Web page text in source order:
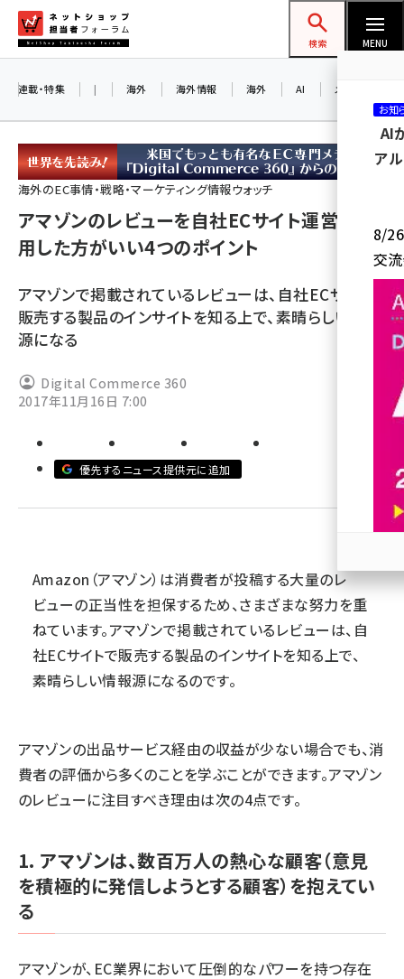
ン
ネットショップ担当者フォーラム
検索 MENU
yahoo (1906)
ecbeing (1210)
アスクル (1122)
ビィ・フォアード (776)
revico (744)
連載・特集 | 海外 海外情報 海外 AI メタバース
海外のEC事情・戦略・マーケティング情報ウォッチ
アマゾンのレビューを自社ECサイト運営に活
用した方がいい4つのポイント
アマゾンで掲載されているレビューは、自社ECサイトで
販売する製品のインサイトを知る上で、素晴らしい情報
源になる
Digital Commerce 360
2017年11月16日 7:00
優先するニュース提供元に追加
Amazon（アマゾン）は消費者が投稿する大量のレ
ビューの正当性を担保するため、さまざまな努力を重
ねています。アマゾンで掲載されているレビューは、自
社ECサイトで販売する製品のインサイトを知る上で、
素晴らしい情報源になるのです。
アマゾンの出品サービス経由の収益が少ない場合でも、消
費者の評価から多くのことを学ぶことができます。アマゾン
のレビューに注目すべき理由は次の4点です。
1. アマゾンは、数百万人の熱心な顧客（意見
を積極的に発信しようとする顧客）を抱えてい
る
アマゾンが、EC業界において圧倒的なパワーを持つ存在
お知
AI
ア
8/26
交
参